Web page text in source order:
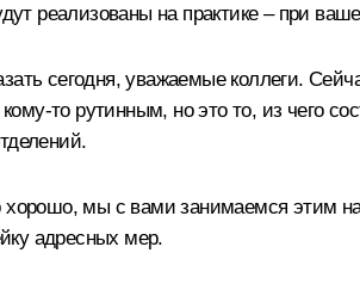
реализованы на практике – при
сегодня, уважаемые коллеги.
то рутинным, но это то, из чего
мы с вами занимаемся этим
адресных мер.